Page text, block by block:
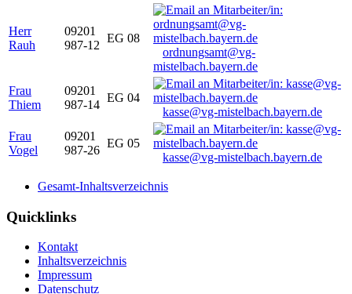
Herr
Rauh
09201
987-12
EG 08
ordnungsamt@vg-
mistelbach.bayern.de
Frau
Thiem
09201
987-14
EG 04
kasse@vg-mistelbach.bayern.de
Frau
Vogel
09201
987-26
EG 05
kasse@vg-mistelbach.bayern.de
Gesamt-Inhaltsverzeichnis
Quicklinks
Kontakt
Inhaltsverzeichnis
Impressum
Datenschutz